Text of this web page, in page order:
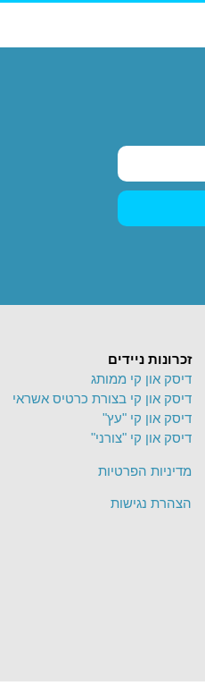
זכרונות ניידים
דיסק און קי ממותג
דיסק און קי בצורת כרטיס אשראי
דיסק און קי "עץ"
דיסק און קי "צורני"
מדיניות הפרטיות
הצהרת נגישות